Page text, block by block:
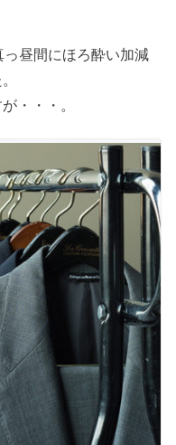
昼間にほろ酔い加減
・・・。